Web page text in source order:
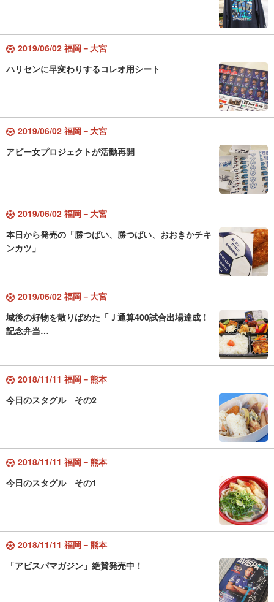
2019/06/02 福岡－大宮
ハリセンに早変わりするコレオ用シート
2019/06/02 福岡－大宮
アビー女プロジェクトが活動再開
2019/06/02 福岡－大宮
本日から発売の「勝つばい、勝つばい、おおきかチキ
ンカツ」
2019/06/02 福岡－大宮
城後の好物を散りばめた「Ｊ通算400試合出場達成！
記念弁当…
2018/11/11 福岡－熊本
今日のスタグル その2
2018/11/11 福岡－熊本
今日のスタグル その1
2018/11/11 福岡－熊本
「アビスパマガジン」絶賛発売中！